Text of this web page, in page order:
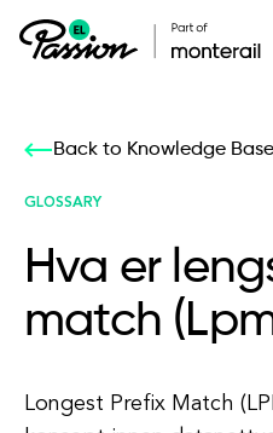
Back to Knowledge Base
GLOSSARY
Hva er
match
Longest Prefix Match